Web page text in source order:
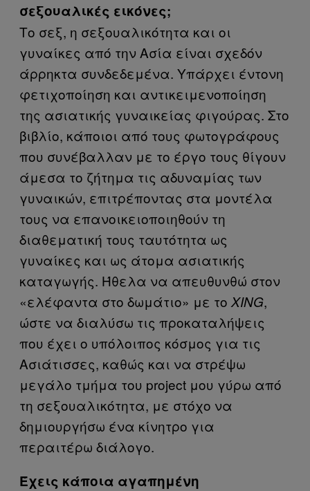
σεξουαλικές εικόνες;
Το σεξ, η σεξουαλικότητα και οι
γυναίκες από την Ασία είναι σχεδόν
άρρηκτα συνδεδεμένα. Υπάρχει έντονη
φετιχοποίηση και αντικειμενοποίηση
της ασιατικής γυναικείας φιγούρας. Στο
βιβλίο, κάποιοι από τους φωτογράφους
που συνέβαλλαν με το έργο τους θίγουν
άμεσα το ζήτημα τις αδυναμίας των
γυναικών, επιτρέποντας στα μοντέλα
τους να επανοικειοποιηθούν τη
διαθεματική τους ταυτότητα ως
γυναίκες και ως άτομα ασιατικής
καταγωγής. Ήθελα να απευθυνθώ στον
«ελέφαντα στο δωμάτιο» με το XING,
ώστε να διαλύσω τις προκαταλήψεις
που έχει ο υπόλοιπος κόσμος για τις
Ασιάτισσες, καθώς και να στρέψω
μεγάλο τμήμα του project μου γύρω από
τη σεξουαλικότητα, με στόχο να
δημιουργήσω ένα κίνητρο για
περαιτέρω διάλογο.
Έχεις κάποια αγαπημένη